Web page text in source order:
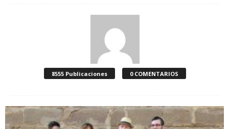
8555 Publicaciones 0 COMENTARIOS